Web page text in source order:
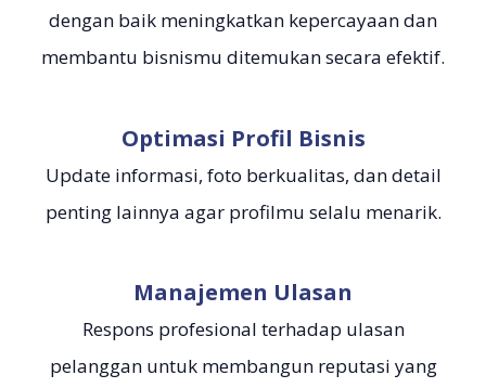
dengan baik meningkatkan kepercayaan dan
membantu bisnismu ditemukan secara efektif.
Optimasi Profil Bisnis
Update informasi, foto berkualitas, dan detail
penting lainnya agar profilmu selalu menarik.
Manajemen Ulasan
Respons profesional terhadap ulasan
pelanggan untuk membangun reputasi yang